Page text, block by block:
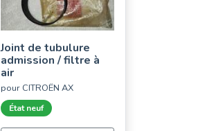
Joint de tubulure
admission / filtre à
air
pour CITROËN AX
État neuf